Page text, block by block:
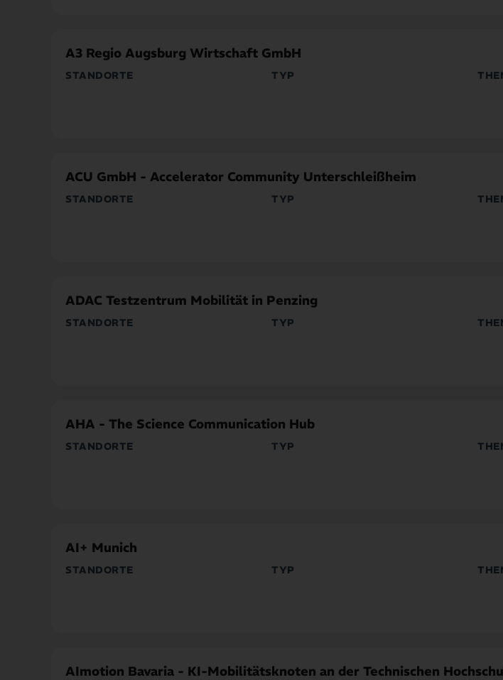
A3 Regio Augsburg Wirtschaft GmbH
STANDORTE TYP
ACU GmbH - Accelerator Community Unterschleißheim
STANDORTE TYP
ADAC Testzentrum Mobilität in Penzing
STANDORTE TYP
AHA - The Science Communication Hub
STANDORTE TYP
AI+ Munich
STANDORTE TYP
AImotion Bavaria - KI-Mobilitätsknoten an der Technischen